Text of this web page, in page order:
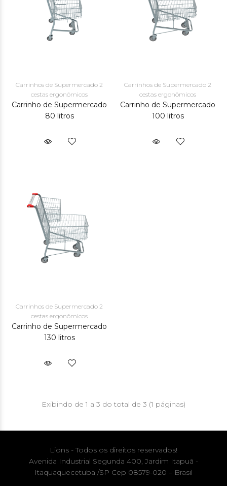
Carrinhos de Supermercado 2
cestas ergonômicos
Carrinho de Supermercado
80 litros
Carrinhos de Supermercado 2
cestas ergonômicos
Carrinho de Supermercado
100 litros
Carrinhos de Supermercado 2
cestas ergonômicos
Carrinho de Supermercado
130 litros
Exibindo de 1 a 3 do total de 3 (1 páginas)
Lions - Todos os direitos reservados!
Avenida Industrial Segunda 400, Jardim Itapuã -
Itaquaquecetuba /SP Cep 08579-020 – Brasil